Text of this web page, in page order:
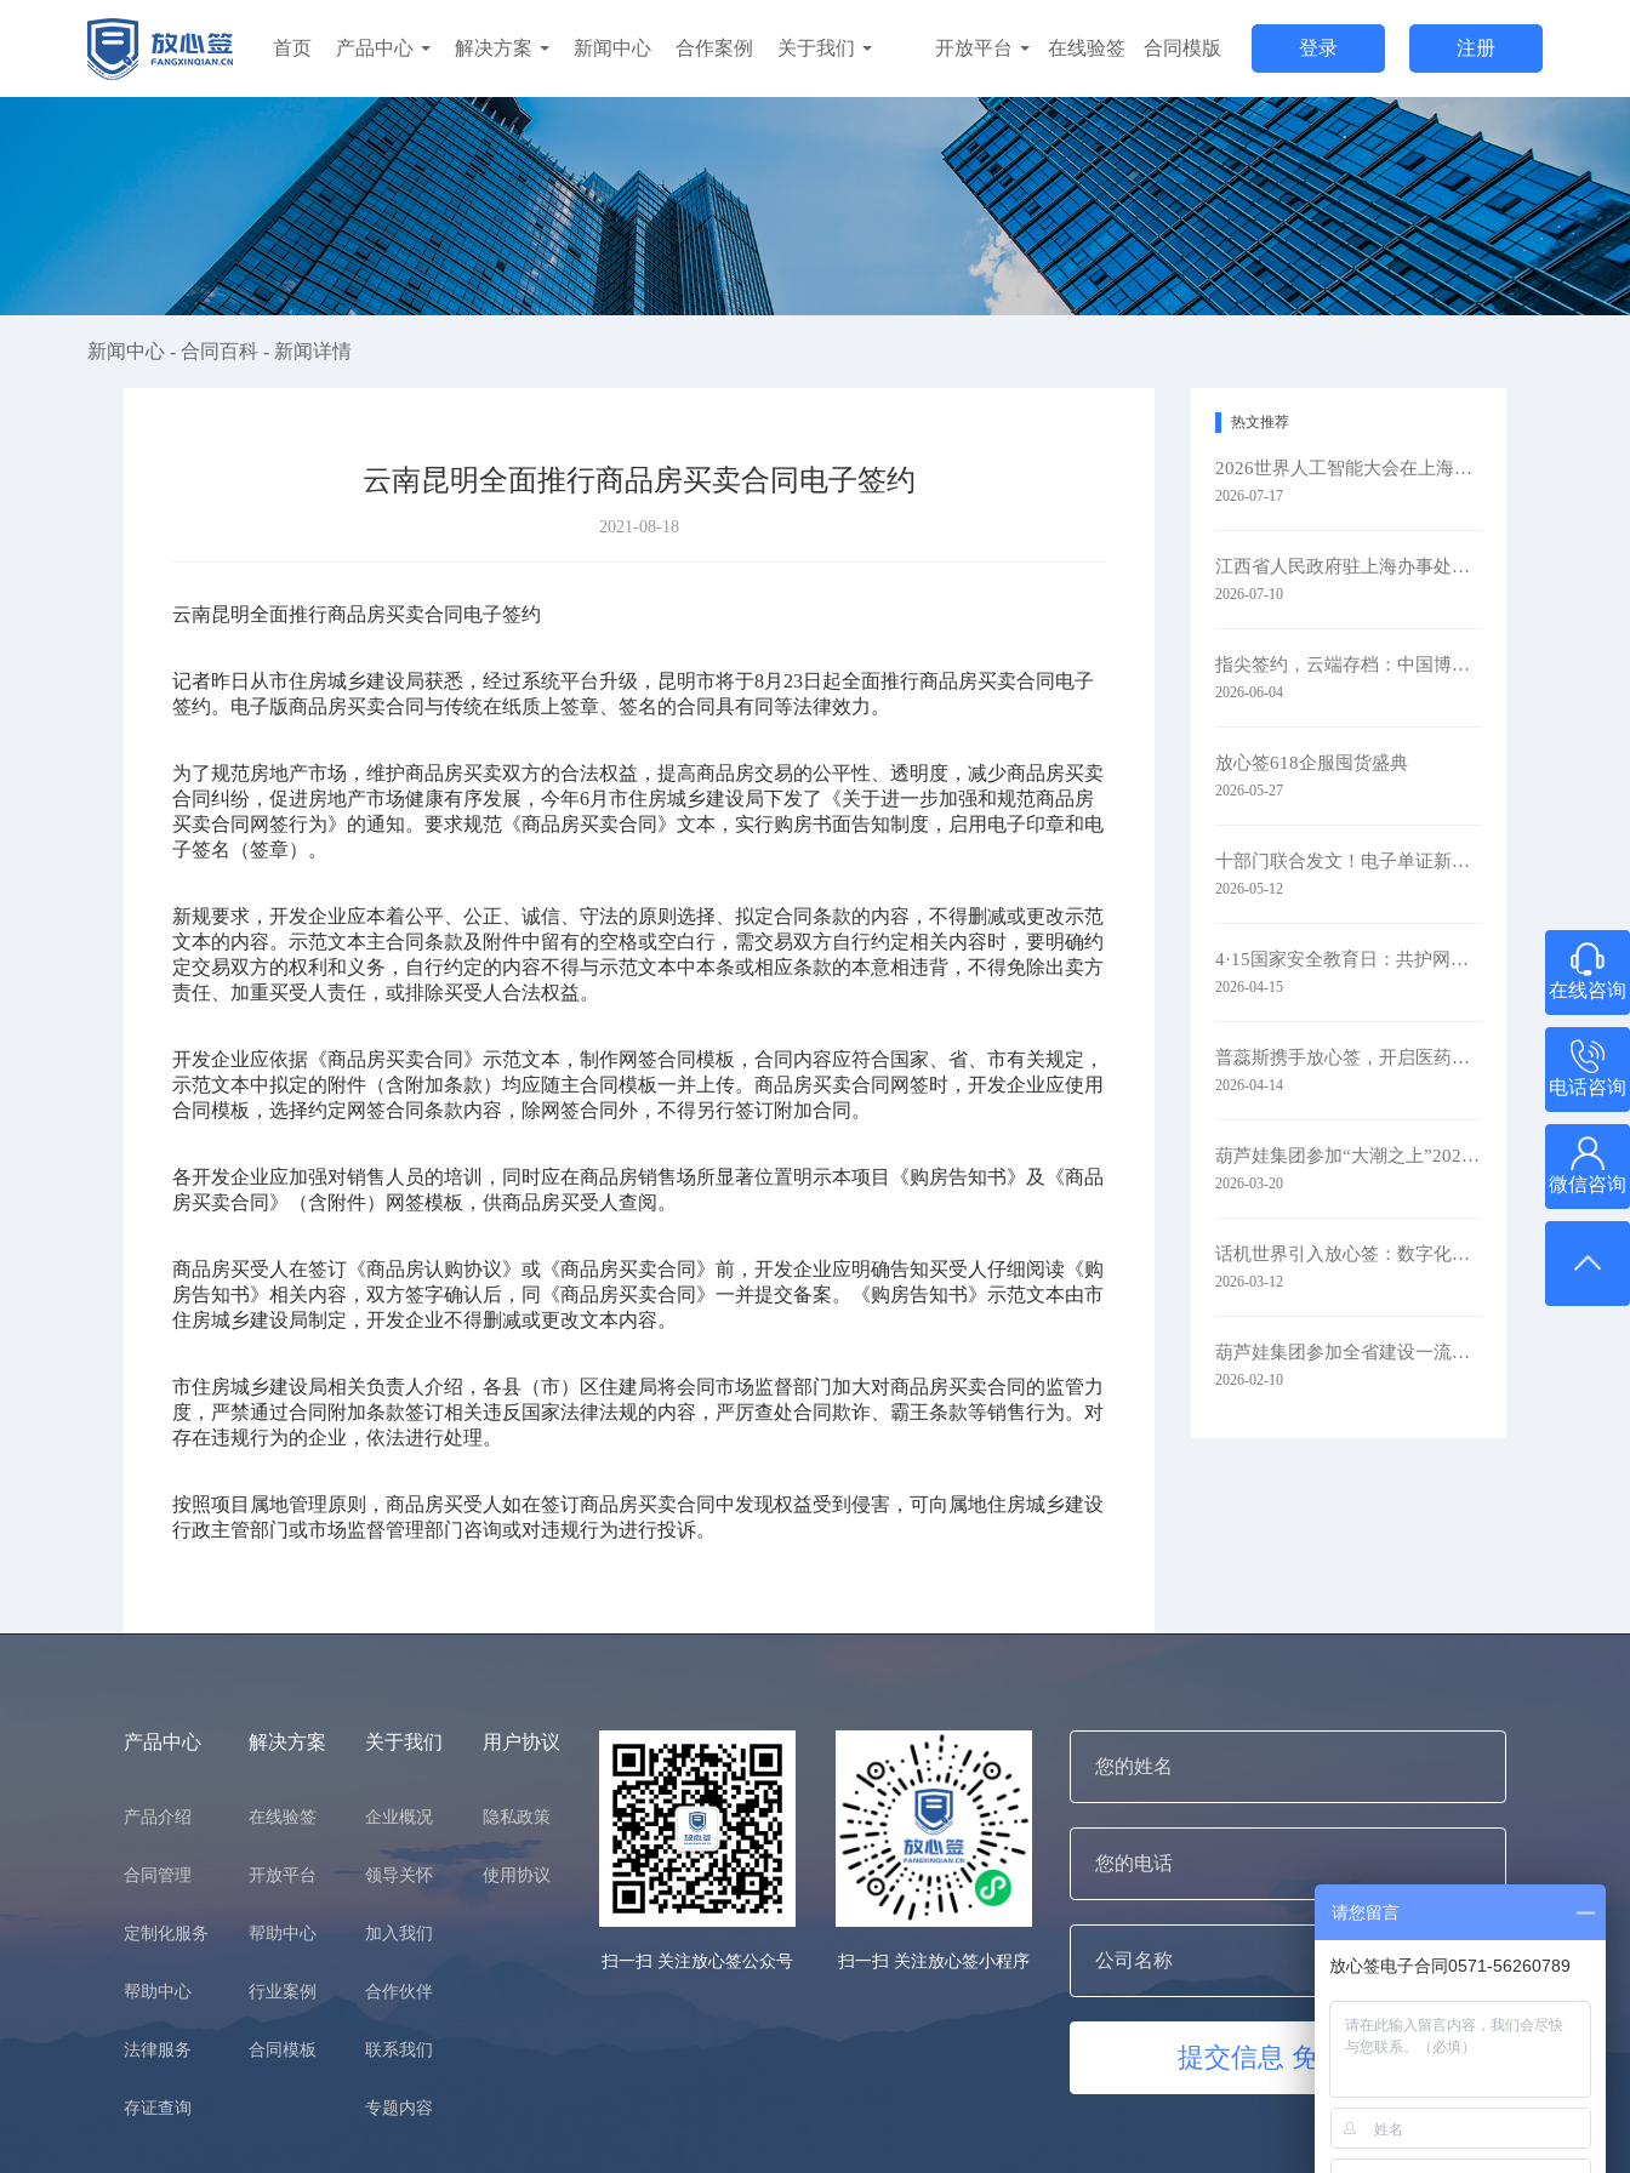
首页 产品中心 解决方案 新闻中心 合作案例 关于我们 开放平台 在线验签 合同模版 登录 注册
新闻中心 - 合同百科 - 新闻详情
云南昆明全面推行商品房买卖合同电子签约
2021-08-18
云南昆明全面推行商品房买卖合同电子签约
记者昨日从市住房城乡建设局获悉，经过系统平台升级，昆明市将于8月23日起全面推行商品房买卖合同 电子
签约。电子版商品房买卖合同与传统在纸质上签章、签名的合同具有同等法律效力。
为了规范房地产市场，维护商品房买卖双方的合法权益，提高商品房交易的公平性、透明度，减少商品房买卖
合同纠纷，促进房地产市场健康有序发展，今年6月市住房城乡建设局下发了《关于进一步加强和规范商品房
买卖合同网签行为》的通知。要求规范《商品房买卖合同》文本，实行购房书面告知制度，启用电子印章和电
子签名（签章）。
新规要求，开发企业应本着公平、公正、诚信、守法的原则选择、拟定合同条款的内容，不得删减或更改示范
文本的内容。示范文本主合同条款及附件中留有的空格或空白行，需交易双方自行约定相关内容时，要明确约
定交易双方的权利和义务，自行约定的内容不得与示范文本中本条或相应条款的本意相违背，不得免除出卖方
责任、加重买受人责任，或排除买受人合法权益。
开发企业应依据《商品房买卖合同》示范文本，制作网签合同模板，合同内容应符合国家、省、市有关规定，
示范文本中拟定的附件（含附加条款）均应随主合同模板一并上传。商品房买卖合同网签时，开发企业应使用
合同模板，选择约定网签合同条款内容，除网签合同外，不得另行签订附加合同。
各开发企业应加强对销售人员的培训，同时应在商品房销售场所显著位置明示本项目《购房告知书》及《商品
房买卖合同》（含附件）网签模板，供商品房买受人查阅。
商品房买受人在签订《商品房认购协议》或《商品房买卖合同》前，开发企业应明确告知买受人仔细阅读《购
房告知书》相关内容，双方签字确认后，同《商品房买卖合同》一并提交备案。《购房告知书》示范文本由市
住房城乡建设局制定，开发企业不得删减或更改文本内容。
市住房城乡建设局相关负责人介绍，各县（市）区住建局将会同市场监督部门加大对商品房买卖合同的监管力
度，严禁通过合同附加条款签订相关违反国家法律法规的内容，严厉查处合同欺诈、霸王条款等销售行为。对
存在违规行为的企业，依法进行处理。
按照项目属地管理原则，商品房买受人如在签订商品房买卖合同中发现权益受到侵害，可向属地住房城乡建设
行政主管部门或市场监督管理部门咨询或对违规行为进行投诉。
热文推荐
2026世界人工智能大会在上海隆重举办
2026-07-17
江西省人民政府驻上海办事处党组书记、主任肖承贵一行莅临集团考察
2026-07-10
指尖签约，云端存档：中国博协携手放心签，让办展更简单
2026-06-04
放心签618企服囤货盛典
2026-05-27
十部门联合发文！电子单证新规落地
2026-05-12
4·15国家安全教育日：共护网络安全​
2026-04-15
普蕊斯携手放心签，开启医药研发智慧签约新时代
2026-04-14
葫芦娃集团参加“大潮之上”2026浙商主题大会
2026-03-20
话机世界引入放心签：数字化签约赋能通信零售新未来
2026-03-12
葫芦娃集团参加全省建设一流创新生态打造最具竞争力营商环境大会
2026-02-10
产品中心
产品介绍
合同管理
定制化服务
帮助中心
法律服务
存证查询
解决方案
在线验签
开放平台
帮助中心
行业案例
合同模板
关于我们
企业概况
领导关怀
加入我们
合作伙伴
联系我们
专题内容
用户协议
隐私政策
使用协议
扫一扫 关注放心签公众号 扫一扫 关注放心签小程序
提交信息 免费使用
在线咨询
电话咨询
微信咨询
请您留言
放心签电子合同0571-56260789